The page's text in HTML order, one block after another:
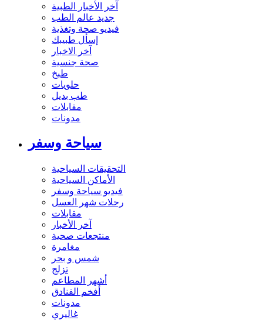
آخر الأخبار الطبية
جديد عالم الطب
فيديو صحة وتغذية
إسأل طبيبك
آخر الاخبار
صحة جنسية
طبخ
حلويات
طب بديل
مقابلات
مدونات
سياحة وسفر
التحقيقات السياحية
الأماكن السياحية
فيديو سياحة وسفر
رحلات شهر العسل
مقابلات
آخر الأخبار
منتجعات صحية
مغامرة
شمس و بحر
تزلج
أشهر المطاعم
أفخم الفنادق
مدونات
غاليري